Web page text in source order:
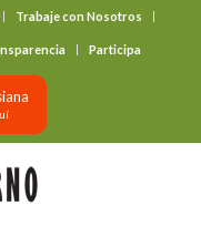
Trabaje con Nosotros
Participa